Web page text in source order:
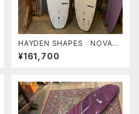
HAYDEN SHAPES NOVA
6'0" FUTURE FLEX ヘイデ
ンシェイプス
¥161,700